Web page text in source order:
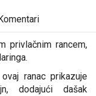
privlačnim rancem,
ranac prikazuje
dodajući dašak